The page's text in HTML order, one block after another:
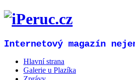
Internetový magazín
Hlavní strana
Galerie u Plazíka